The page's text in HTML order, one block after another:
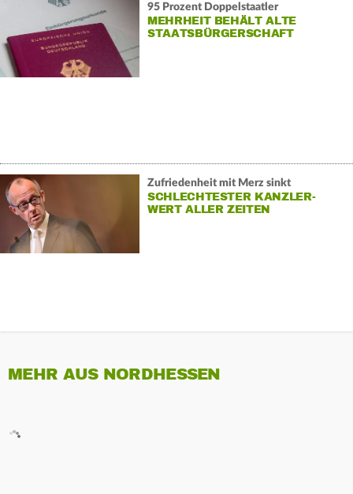
95 Prozent Doppelstaatler
MEHRHEIT BEHÄLT ALTE
STAATSBÜRGERSCHAFT
Zufriedenheit mit Merz sinkt
SCHLECHTESTER KANZLER-
WERT ALLER ZEITEN
MEHR AUS NORDHESSEN